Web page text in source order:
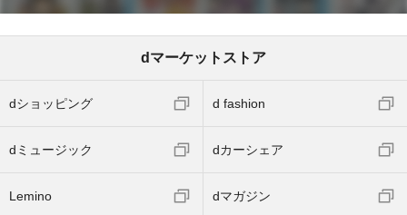
dマーケットストア
dショッピング d fashion
dミュージック dカーシェア
Lemino dマガジン